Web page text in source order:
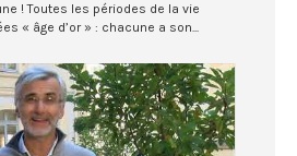
! Toutes les périodes de la vie
« âge d’or » : chacune a son...